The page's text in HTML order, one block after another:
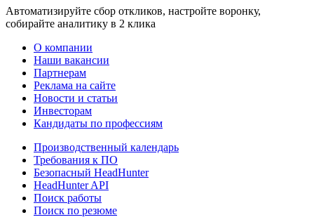
Автоматизируйте сбор откликов, настройте воронку,
собирайте аналитику в 2 клика
О компании
Наши вакансии
Партнерам
Реклама на сайте
Новости и статьи
Инвесторам
Кандидаты по профессиям
Производственный календарь
Требования к ПО
Безопасный HeadHunter
HeadHunter API
Поиск работы
Поиск по резюме